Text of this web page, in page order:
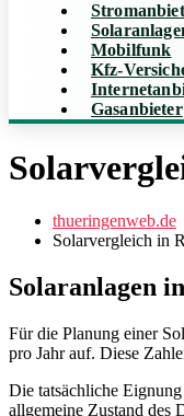
Mobilfunk
Kfz-
Gasanbieter
thueringenweb.de
Solarvergleich in
Solaranlagen
Für die Planung einer
pro Jahr auf. Diese
Die tatsächliche
allgemeine Zustand des